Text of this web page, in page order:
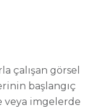
çalışan görsel
başlangıç
veya imgelerde